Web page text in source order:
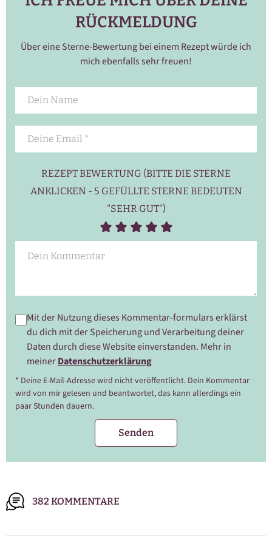
RÜCKMELDUNG
Über eine Sterne-Bewertung bei einem Rezept würde ich
mich ebenfalls sehr freuen!
REZEPT BEWERTUNG (BITTE DIE STERNE
ANKLICKEN - 5 GEFÜLLTE STERNE BEDEUTEN
"SEHR GUT")
Mit der Nutzung dieses Kommentar-formulars erklärst
du dich mit der Speicherung und Verarbeitung deiner
Daten durch diese Website einverstanden. Mehr in
meinerDatenschutzerklärung
* Deine E-Mail-Adresse wird nicht veröffentlicht. Dein Kommentar
wird von mir gelesen und beantwortet, das kann allerdings ein
paar Stunden dauern.
382 KOMMENTARE